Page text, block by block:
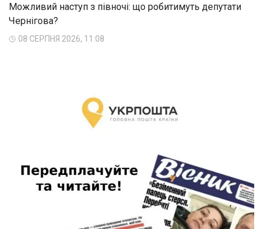
Можливий наступ з півночі: що робитимуть депутати
Чернігова?
08 СЕРПНЯ 2026, 11:08